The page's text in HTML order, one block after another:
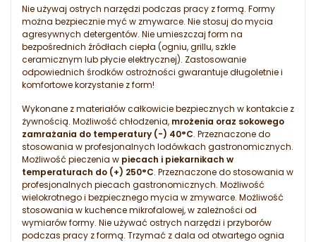
Nie używaj ostrych narzędzi podczas pracy z formą. Formy
można bezpiecznie myć w zmywarce. Nie stosuj do mycia
agresywnych detergentów. Nie umieszczaj form na
bezpośrednich źródłach ciepła (ogniu, grillu, szkle
ceramicznym lub płycie elektrycznej). Zastosowanie
odpowiednich środków ostrożności gwarantuje długoletnie i
komfortowe korzystanie z form!
Wykonane z materiałów całkowicie bezpiecznych w kontakcie z
żywnością. Możliwość chłodzenia, mrożenia oraz sokowego
zamrażania do temperatury (-) 40°C. Przeznaczone do
stosowania w profesjonalnych lodówkach gastronomicznych.
Możliwość pieczenia w piecach i piekarnikach w
temperaturach do (+) 250°C. Przeznaczone do stosowania w
profesjonalnych piecach gastronomicznych. Możliwość
wielokrotnego i bezpiecznego mycia w zmywarce. Możliwość
stosowania w kuchence mikrofalowej, w zależności od
wymiarów formy. Nie używać ostrych narzędzi i przyborów
podczas pracy z formą. Trzymać z dala od otwartego ognia